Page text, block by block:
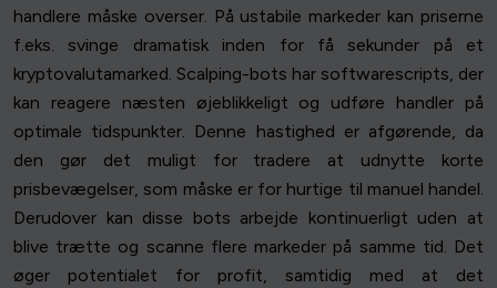
handlere måske overser. På ustabile markeder kan priserne
f.eks. svinge dramatisk inden for få sekunder på et
kryptovalutamarked. Scalping-bots har softwarescripts, der
kan reagere næsten øjeblikkeligt og udføre handler på
optimale tidspunkter. Denne hastighed er afgørende, da
den gør det muligt for tradere at udnytte korte
prisbevægelser, som måske er for hurtige til manuel handel.
Derudover kan disse bots arbejde kontinuerligt uden at
blive trætte og scanne flere markeder på samme tid. Det
øger potentialet for profit, samtidig med at det